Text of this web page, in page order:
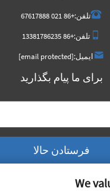
تلفن:+86 021 67617888
تلفن:+86 13381786235
ایمیل:[email protected]
برای ما پیام بگذارید
فرستادن حالا
We